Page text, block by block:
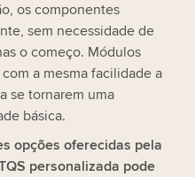
os componentes
sem necessidade de
o começo. Módulos
a mesma facilidade a
se tornarem uma
básica.
opções oferecidas pela
personalizada pode